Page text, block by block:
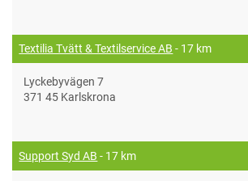
Textilia Tvätt & Textilservice AB - 17 km
Lyckebyvägen 7
371 45 Karlskrona
Support Syd AB - 17 km